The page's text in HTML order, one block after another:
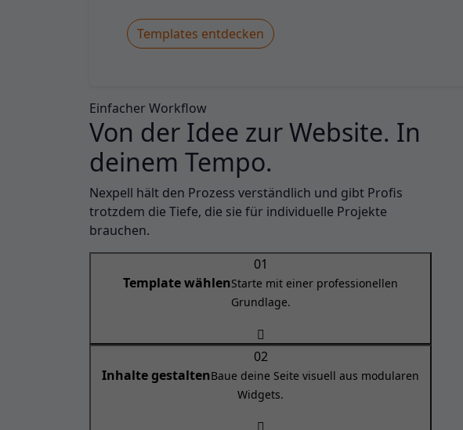
Templates entdecken
Einfacher Workflow
Von der Idee zur Website. In
deinem Tempo.
Nexpell hält den Prozess verständlich und gibt Profis
trotzdem die Tiefe, die sie für individuelle Projekte
brauchen.
01
Template wählenStarte mit einer professionellen
Grundlage.
02
Inhalte gestaltenBaue deine Seite visuell aus modularen
Widgets.